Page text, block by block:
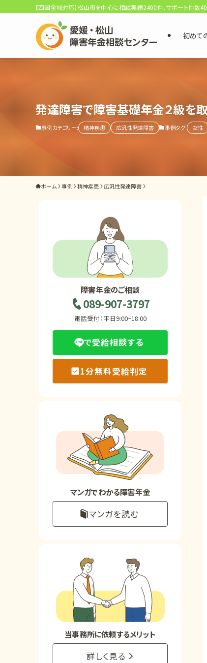
選ばれる3つの理由
初回相談料0円・受給後報酬型
サポート料金について
県内 No.1 の豊富な知識と経験
ご相談事例をみる
外出困難でもOK
障害年金の基礎知識
障害年金の金額
Q&A・相談事例
事務所について
お客様からの感謝のお手紙
で受給相談をする
【四国全域対応】松山市を中心に相談実績2400件、サポート件数
初めて
発達障害で障害基礎年金２級を
事例カテゴリー: 精神疾患 広汎性発達障害 事例タグ: 女性
ホーム 事例 精神疾患 広汎性発達障害
障害年金のご相談
089-907-3797
電話受付：平日9:00~18:00
で受給相談する
1分無料受給判定
マンガでわかる障害年金
マンガを読む
当事務所に依頼するメリット
詳しく見る